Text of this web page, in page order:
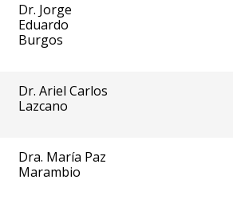
Dr. Jorge
Eduardo
Burgos
Dr. Ariel Carlos
Lazcano
Dra. María Paz
Marambio